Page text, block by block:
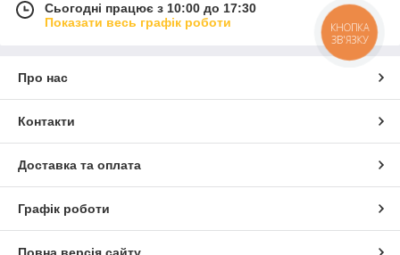
Сьогодні працює з 10:00 до 17:30
Показати весь графік роботи
Про нас
Контакти
Доставка та оплата
Графік роботи
КНОПКА
ЗВ'ЯЗКУ